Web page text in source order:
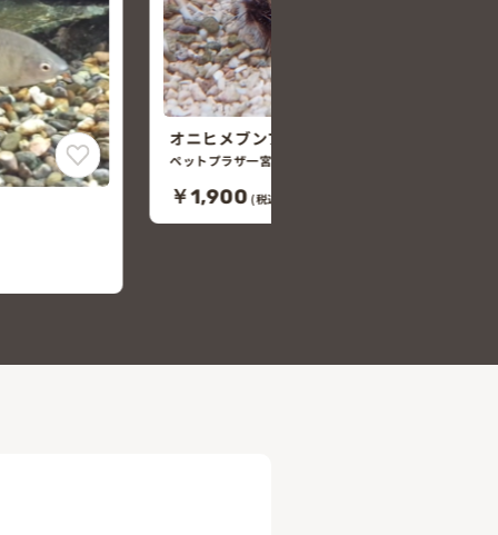
オニヒメブンプク
ペットプラザ一宮今伊勢店
￥1,900 (税込￥2,090)